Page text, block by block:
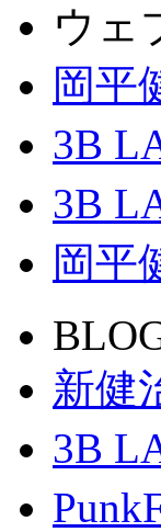
ウェ
岡平
3B
3B
岡平
新健
3B